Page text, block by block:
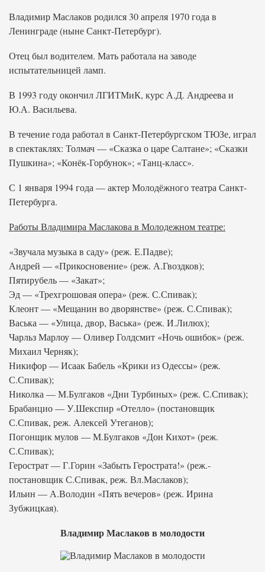
Владимир Маслаков родился 30 апреля 1970 года в
Ленинграде (ныне Санкт-Петербург).
Отец был водителем. Мать работала на заводе
испытательницей ламп.
В 1993 году окончил ЛГИТМиК, курс А.Д. Андреева и
Ю.А. Васильева.
В течение года работал в Санкт-Петербургском ТЮЗе, играл
в спектаклях: Толмач — «Сказка о царе Салтане»; «Сказки
Пушкина»; «Конёк-Горбунок»; «Танц-класс».
С 1 января 1994 года — актер Молодёжного театра Санкт-
Петербурга.
Работы Владимира Маслакова в Молодежном театре:
«Звучала музыка в саду» (реж. Е.Падве);
Андрей — «Прикосновение» (реж. А.Гвоздков);
Пятирубель — «Закат»;
Эд — «Трехгрошовая опера» (реж. С.Спивак);
Клеонт — «Мещанин во дворянстве» (реж. С.Спивак);
Васька — «Улица, двор, Васька» (реж. И.Лилюх);
Чарльз Марлоу — Оливер Голдсмит «Ночь ошибок» (реж.
Михаил Черняк);
Никифор — Исаак Бабель «Крики из Одессы» (реж.
С.Спивак);
Николка — М.Булгаков «Дни Турбиных» (реж. С.Спивак);
Брабанцио — У.Шекспир «Отелло» (постановщик
С.Спивак, реж. Алексей Утеганов);
Погонщик мулов — М.Булгаков «Дон Кихот» (реж.
С.Спивак);
Герострат — Г.Горин «Забыть Герострата!» (реж.-
постановщик С.Спивак, реж. Вл.Маслаков);
Ильин — А.Володин «Пять вечеров» (реж. Ирина
Зубжицкая).
Владимир Маслаков в молодости